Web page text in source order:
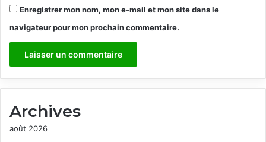
Enregistrer mon nom, mon e-mail et mon site dans le
navigateur pour mon prochain commentaire.
Archives
août 2026